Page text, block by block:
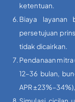
ketentuan.
Biaya layanan
persetujuan
tidak dicairkan.
Pendanaan
12–36 bulan,
APR